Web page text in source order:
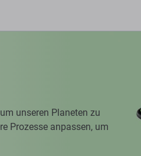
unseren Planeten zu
Prozesse anpassen, um